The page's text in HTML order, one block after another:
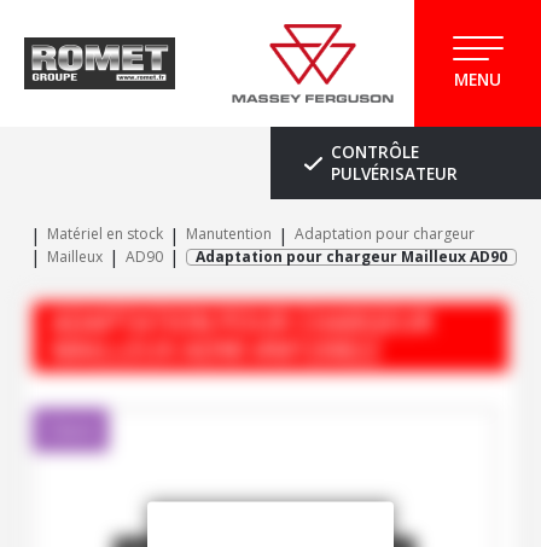
MENU
CONTRÔLE
PULVÉRISATEUR
Matériel en stock Manutention
Adaptation pour chargeur
Mailleux
AD90 Adaptation pour chargeur Mailleux AD90
ADAPTATION POUR CHARGEUR
MAILLEUX
AD90